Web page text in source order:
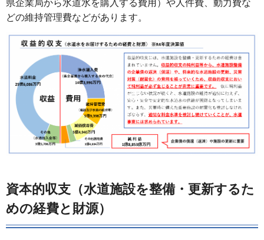
県企業局から水道水を購入する費用）や人件費、動力費な
どの維持管理費などがあります。
資本的収支（水道施設を整備・更新するた
めの経費と財源）